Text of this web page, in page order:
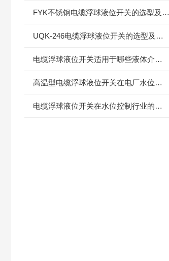
FYK不锈钢电缆浮球液位开关的选型及安装
UQK-246电缆浮球液位开关的选型及应用
电缆浮球液位开关适用于哪些液体介质？
高温型电缆浮球液位开关在电厂水位控制方面的应用
电缆浮球液位开关在水位控制行业的应用前景分析